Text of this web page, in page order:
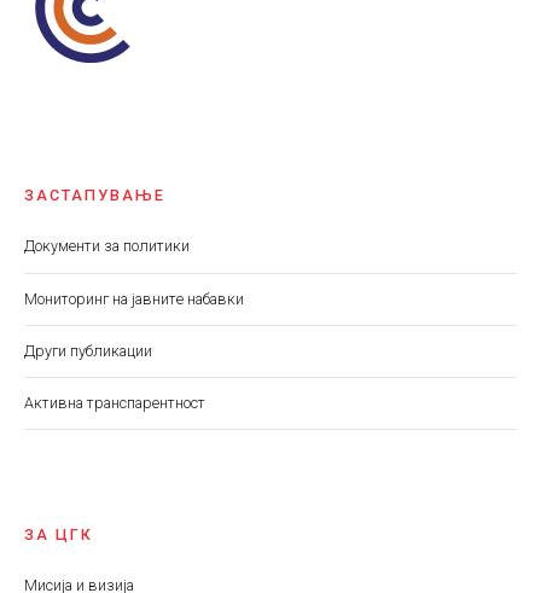
ЗАСТАПУВАЊЕ
Документи за политики
Мониторинг на јавните набавки
Други публикации
Aктивна транспарентност
ЗА ЦГК
Мисија и визија